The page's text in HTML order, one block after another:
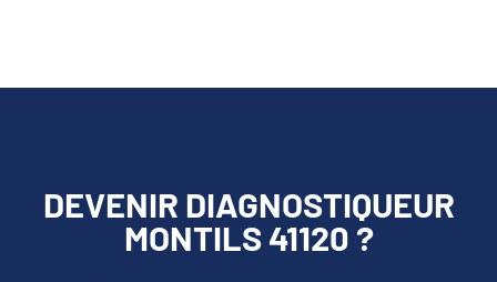
DEVENIR DIAGNOSTIQUEUR
MONTILS 41120 ?